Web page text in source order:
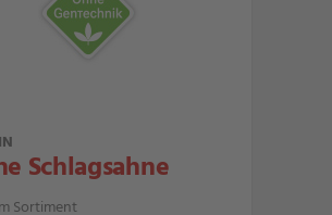
Schlagsahne
Sortiment